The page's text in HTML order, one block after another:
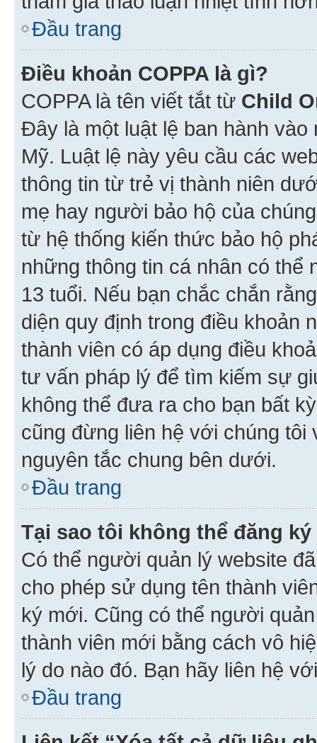
Đầu trang
Điều khoản COPPA là gì?
COPPA là tên viết tắt từ Child
Đây là một luật lệ ban hành
Mỹ. Luật lệ này yêu cầu các
thông tin từ trẻ vị thành niên
mẹ hay người bảo hộ của
từ hệ thống kiến thức bảo hộ
những thông tin cá nhân có thể
13 tuổi. Nếu bạn chắc chắn
diện quy định trong điều khoản
thành viên có áp dụng điều
tư vấn pháp lý để tìm kiếm sự
không thể đưa ra cho bạn bất
cũng đừng liên hệ với chúng
nguyên tắc chung bên dưới.
Đầu trang
Tại sao tôi không thể đăng
Có thể người quản lý website
cho phép sử dụng tên thành
ký mới. Cũng có thể người
thành viên mới bằng cách vô
lý do nào đó. Bạn hãy liên hệ
Đầu trang